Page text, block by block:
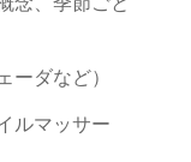
ダなど）
マッサー